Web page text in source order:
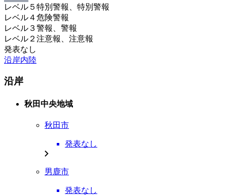
レベル５特別警報、特別警報
レベル４危険警報
レベル３警報、警報
レベル２注意報、注意報
発表なし
沿岸内陸
沿岸
秋田中央地域
秋田市
発表なし
男鹿市
発表なし